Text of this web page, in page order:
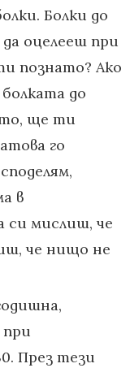
Болки до
оцелееш при
познато? Ако
до
ще ти
го
в
си мислиш, че
че нищо не
През тези